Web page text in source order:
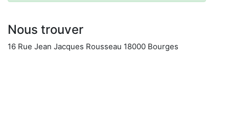
Nous trouver
16 Rue Jean Jacques Rousseau 18000 Bourges